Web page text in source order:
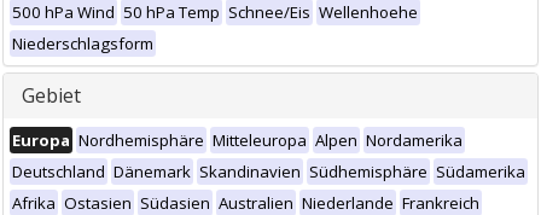
500 hPa Wind 50 hPa Temp Schnee/Eis Wellenhoehe
Niederschlagsform
Gebiet
Europa Nordhemisphäre Mitteleuropa Alpen Nordamerika
Deutschland Dänemark Skandinavien Südhemisphäre Südamerika
Afrika Ostasien Südasien Australien Niederlande Frankreich